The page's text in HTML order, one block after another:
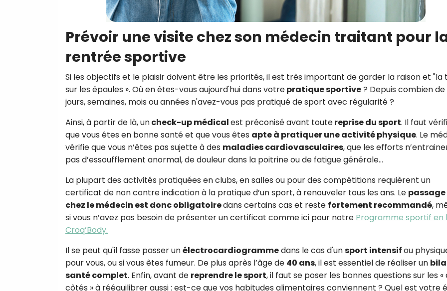
Prévoir une visite chez son médecin traitant pour
rentrée sportive
Si les objectifs et le plaisir doivent être les priorités, il est très important de garder la raison et "la
sur les épaules ». Où en êtes-vous aujourd'hui dans votrepratique sportive? Depuis combien de
jours, semaines, mois ou années n'avez-vous pas pratiqué de sport avec régularité ?
Ainsi, à partir de là, uncheck-up médicalest préconisé avant toutereprise du sport. Il faut
que vous êtes en bonne santé et que vous êtes apte à pratiquer une activité physique. Le
vérifie que vous n’êtes pas sujette à des maladies cardiovasculaires, que les efforts
pas d’essoufflement anormal, de douleur dans la poitrine ou de fatigue générale…
La plupart des activités pratiquées en clubs, en salles ou pour des compétitions requièrent un
certificat de non contre indication à la pratique d’un sport, à renouveler tous les ans. Le passage
chez le médecin est donc obligatoiredans certains cas et reste fortement recommandé,
si vous n’avez pas besoin de présenter un certificat comme ici pour notre Programme sportif en
Croq’Body.
Il se peut qu'il fasse passer unélectrocardiogrammedans le cas d'unsport intensifou
pour vous, ou si vous êtes fumeur. De plus après l’âge de 40 ans, il est essentiel de réaliser un
santé complet. Enfin, avant de reprendre le sport, il faut se poser les bonnes questions sur les «
côtés » à rééquilibrer aussi : est-ce que vos habitudes alimentaires conviennent ? Quel est votre
Je consens à ce que la société
Prisma Players analyse le taux
des courriels pour mesurer et
performances des campagnes.
des informations sur le terminal que
utilisez. Pour en savoir plus sur ces
voir notre politique de confidentialité
Votre adresse email sera utilisée par Digital Prisma
envoyer votre newsletter contenant des offres
personnalisées. Vous pourrez vous désinscrire en
désabonnement intégré dans la newsletter. Pour en
exercer vos droits, prenez connaissance de notre